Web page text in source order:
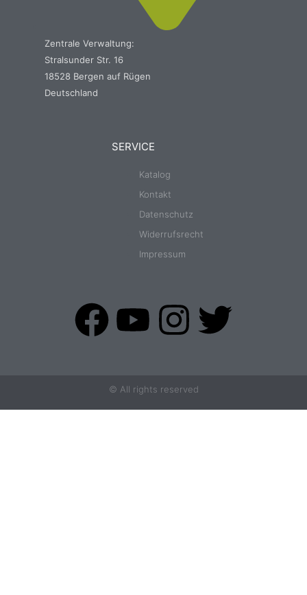
Zentrale Verwaltung:
Stralsunder Str. 16
18528 Bergen auf Rügen
Deutschland
SERVICE
Katalog
Kontakt
Datenschutz
Widerrufsrecht
Impressum
© All rights reserved